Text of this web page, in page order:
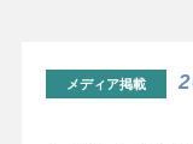
メディア掲載